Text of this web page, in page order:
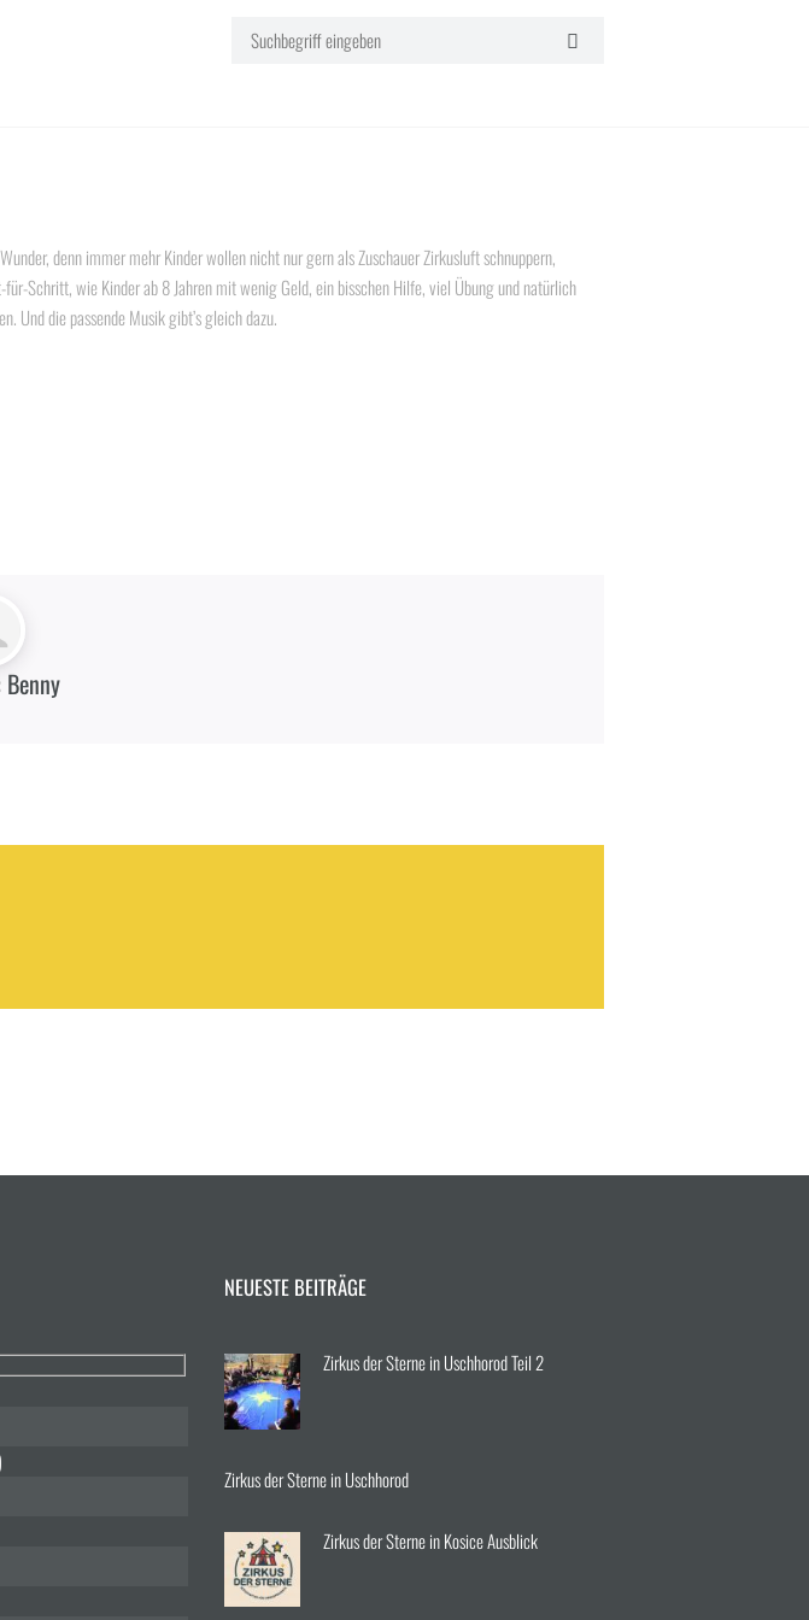
denn immer mehr Kinder wollen nicht nur gern als Zuschauer Zirkusluft schnuppern,
Schritt, wie Kinder ab 8 Jahren mit wenig Geld, ein bisschen Hilfe, viel Übung und natürlich
Und die passende Musik gibt’s gleich dazu.
Benny
NEUESTE BEITRÄGE
Zirkus der Sterne in Uschhorod Teil 2
Zirkus der Sterne in Uschhorod
Zirkus der Sterne in Kosice Ausblick